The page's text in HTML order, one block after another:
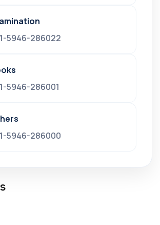
5946-286022
5946-286001
5946-286000